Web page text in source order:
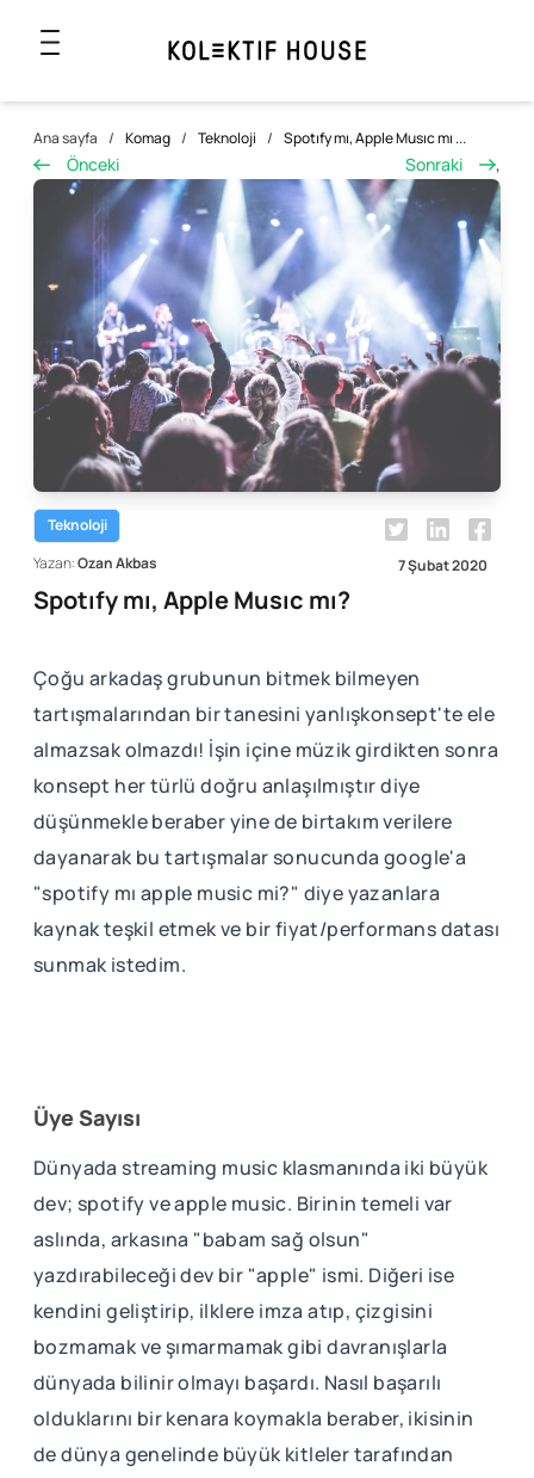
Ana sayfa / Komag / Teknoloji / Spotıfy mı, Apple Musıc mı ...
Önceki Sonraki ,
Teknoloji
Yazan:Ozan Akbas 7 Şubat 2020
Spotıfy mı, Apple Musıc mı?
Çoğu arkadaş grubunun bitmek bilmeyen
tartışmalarından bir tanesini yanlışkonsept'te ele
almazsak olmazdı! İşin içine müzik girdikten sonra
konsept her türlü doğru anlaşılmıştır diye
düşünmekle beraber yine de birtakım verilere
dayanarak bu tartışmalar sonucunda google'a
"spotify mı apple music mi?" diye yazanlara
kaynak teşkil etmek ve bir fiyat/performans datası
sunmak istedim.
Üye Sayısı
Dünyada streaming music klasmanında iki büyük
dev; spotify ve apple music. Birinin temeli var
aslında, arkasına "babam sağ olsun"
yazdırabileceği dev bir "apple" ismi. Diğeri ise
kendini geliştirip, ilklere imza atıp, çizgisini
bozmamak ve şımarmamak gibi davranışlarla
dünyada bilinir olmayı başardı. Nasıl başarılı
olduklarını bir kenara koymakla beraber, ikisinin
de dünya genelinde büyük kitleler tarafından